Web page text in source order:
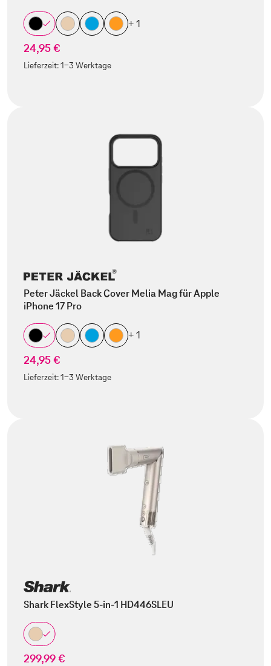
+ 1
24,95 €
Lieferzeit:1-3 Werktage
Peter Jäckel Back Cover Melia Mag für Apple
iPhone 17 Pro
+ 1
24,95 €
Lieferzeit:1-3 Werktage
Shark FlexStyle 5-in-1 HD446SLEU
299,99 €